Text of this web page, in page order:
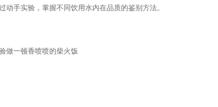
手实验，掌握不同饮用水内在品质的鉴别方法。
做一顿香喷喷的柴火饭